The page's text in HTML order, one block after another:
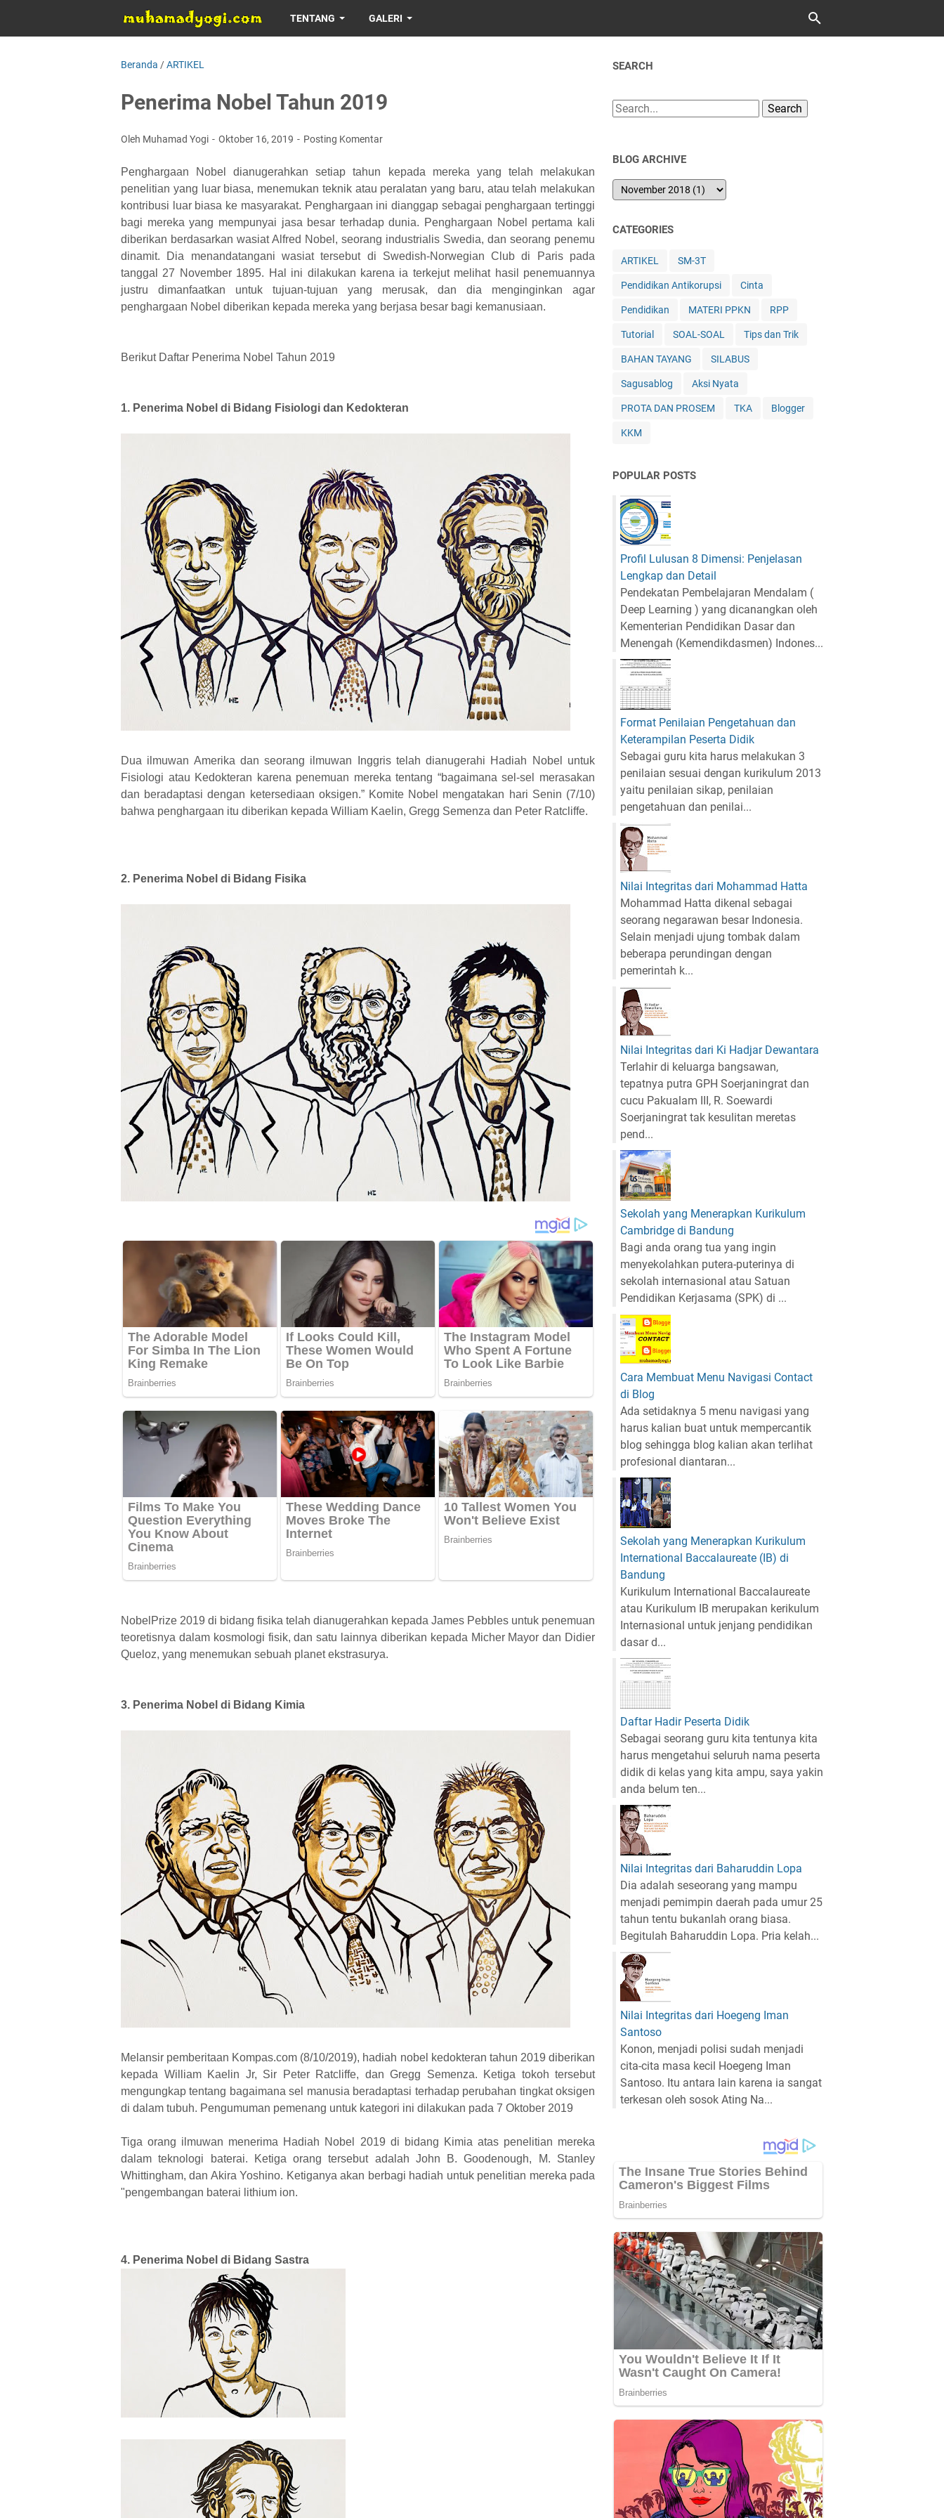
TENTANG GALERI
Beranda /ARTIKEL
Penerima Nobel Tahun 2019
Oleh Muhamad Yogi Oktober 16, 2019 Posting Komentar
Penghargaan Nobel dianugerahkan setiap tahun kepada mereka yang telah melakukan
penelitian yang luar biasa, menemukan teknik atau peralatan yang baru, atau telah melakukan
kontribusi luar biasa ke masyarakat. Penghargaan ini dianggap sebagai penghargaan tertinggi
bagi mereka yang mempunyai jasa besar terhadap dunia. Penghargaan Nobel pertama kali
diberikan berdasarkan wasiat Alfred Nobel, seorang industrialis Swedia, dan seorang penemu
dinamit. Dia menandatangani wasiat tersebut di Swedish-Norwegian Club di Paris pada
tanggal 27 November 1895. Hal ini dilakukan karena ia terkejut melihat hasil penemuannya
justru dimanfaatkan untuk tujuan-tujuan yang merusak, dan dia menginginkan agar
penghargaan Nobel diberikan kepada mereka yang berjasa besar bagi kemanusiaan.
Berikut Daftar Penerima Nobel Tahun 2019
1. Penerima Nobel di Bidang Fisiologi dan Kedokteran
Dua ilmuwan Amerika dan seorang ilmuwan Inggris telah dianugerahi Hadiah Nobel untuk
Fisiologi atau Kedokteran karena penemuan mereka tentang “bagaimana sel-sel merasakan
dan beradaptasi dengan ketersediaan oksigen.” Komite Nobel mengatakan hari Senin (7/10)
bahwa penghargaan itu diberikan kepada William Kaelin, Gregg Semenza dan Peter Ratcliffe.
2. Penerima Nobel di Bidang Fisika
NobelPrize 2019 di bidang fisika telah dianugerahkan kepada James Pebbles untuk penemuan
teoretisnya dalam kosmologi fisik, dan satu lainnya diberikan kepada Micher Mayor dan Didier
Queloz, yang menemukan sebuah planet ekstrasurya.
3. Penerima Nobel di Bidang Kimia
Melansir pemberitaan Kompas.com (8/10/2019), hadiah nobel kedokteran tahun 2019 diberikan
kepada William Kaelin Jr, Sir Peter Ratcliffe, dan Gregg Semenza. Ketiga tokoh tersebut
mengungkap tentang bagaimana sel manusia beradaptasi terhadap perubahan tingkat oksigen
di dalam tubuh. Pengumuman pemenang untuk kategori ini dilakukan pada 7 Oktober 2019
Tiga orang ilmuwan menerima Hadiah Nobel 2019 di bidang Kimia atas penelitian mereka
dalam teknologi baterai. Ketiga orang tersebut adalah John B. Goodenough, M. Stanley
Whittingham, dan Akira Yoshino. Ketiganya akan berbagi hadiah untuk penelitian mereka pada
"pengembangan baterai lithium ion.
4. Penerima Nobel di Bidang Sastra
SEARCH
Search
BLOG ARCHIVE
CATEGORIES
ARTIKEL SM-3T
Pendidikan Antikorupsi Cinta
Pendidikan MATERI PPKN RPP
Tutorial SOAL-SOAL Tips dan Trik
BAHAN TAYANG SILABUS
Sagusablog Aksi Nyata
PROTA DAN PROSEM TKA Blogger
KKM
POPULAR POSTS
Profil Lulusan 8 Dimensi: Penjelasan
Lengkap dan Detail
Pendekatan Pembelajaran Mendalam (
Deep Learning ) yang dicanangkan oleh
Kementerian Pendidikan Dasar dan
Menengah (Kemendikdasmen) Indones...
Format Penilaian Pengetahuan dan
Keterampilan Peserta Didik
Sebagai guru kita harus melakukan 3
penilaian sesuai dengan kurikulum 2013
yaitu penilaian sikap, penilaian
pengetahuan dan penilai...
Nilai Integritas dari Mohammad Hatta
Mohammad Hatta dikenal sebagai
seorang negarawan besar Indonesia.
Selain menjadi ujung tombak dalam
beberapa perundingan dengan
pemerintah k...
Nilai Integritas dari Ki Hadjar Dewantara
Terlahir di keluarga bangsawan,
tepatnya putra GPH Soerjaningrat dan
cucu Pakualam III, R. Soewardi
Soerjaningrat tak kesulitan meretas
pend...
Sekolah yang Menerapkan Kurikulum
Cambridge di Bandung
Bagi anda orang tua yang ingin
menyekolahkan putera-puterinya di
sekolah internasional atau Satuan
Pendidikan Kerjasama (SPK) di ...
Cara Membuat Menu Navigasi Contact
di Blog
Ada setidaknya 5 menu navigasi yang
harus kalian buat untuk mempercantik
blog sehingga blog kalian akan terlihat
profesional diantaran...
Sekolah yang Menerapkan Kurikulum
International Baccalaureate (IB) di
Bandung
Kurikulum International Baccalaureate
atau Kurikulum IB merupakan kerikulum
Internasional untuk jenjang pendidikan
dasar d...
Daftar Hadir Peserta Didik
Sebagai seorang guru kita tentunya kita
harus mengetahui seluruh nama peserta
didik di kelas yang kita ampu, saya yakin
anda belum ten...
Nilai Integritas dari Baharuddin Lopa
Dia adalah seseorang yang mampu
menjadi pemimpin daerah pada umur 25
tahun tentu bukanlah orang biasa.
Begitulah Baharuddin Lopa. Pria kelah...
Nilai Integritas dari Hoegeng Iman
Santoso
Konon, menjadi polisi sudah menjadi
cita-cita masa kecil Hoegeng Iman
Santoso. Itu antara lain karena ia sangat
terkesan oleh sosok Ating Na...